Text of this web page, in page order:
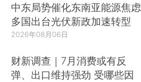
中东局势催化东南亚能源焦虑
多国出台光伏新政加速转型
2026年08月06日
财新调查｜7月消费或有反
弹、出口维持强劲 受哪些因